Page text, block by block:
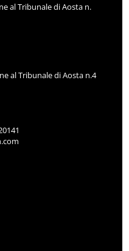
al Tribunale di Aosta n.
al Tribunale di Aosta n.4